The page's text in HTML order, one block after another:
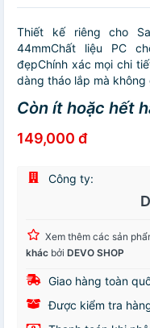
Thiết kế riêng cho
44mmChất liệu PC
đẹpChính xác mọi chi
dàng tháo lắp mà
Còn ít hoặc hết
149,000 đ
Công ty:
Xem thêm các sản
khác bởi DEVO SHOP
Giao hàng toàn
Được kiểm tra